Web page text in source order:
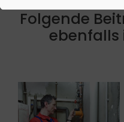
Folgende
ebenfalls